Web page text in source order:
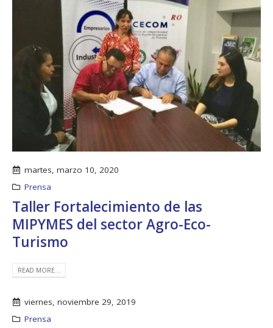
martes, marzo 10, 2020
Prensa
Taller Fortalecimiento de las
MIPYMES del sector Agro-Eco-
Turismo
READ MORE...
viernes, noviembre 29, 2019
Prensa